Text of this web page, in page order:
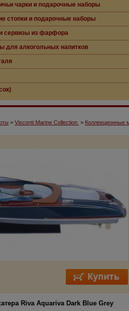
чарки и подарочные наборы
стопки и подарочные наборы
сервизы из фарфора
для алкогольных напитков
> Visconti Marine Collection > Коллекционные
Riva Aquariva Dark Blue Grey